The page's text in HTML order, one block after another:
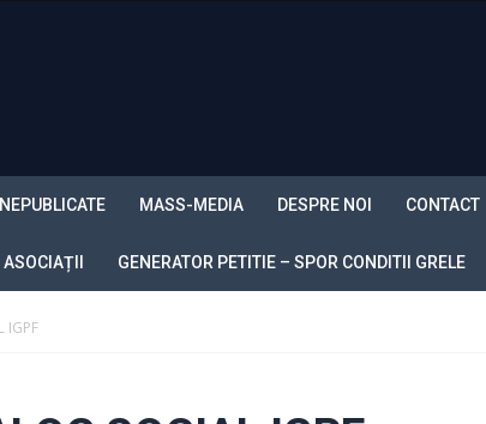
MASS-MEDIA DESPRE NOI CONTACT
GENERATOR PETITIE – SPOR CONDITII GRELE
IGPF